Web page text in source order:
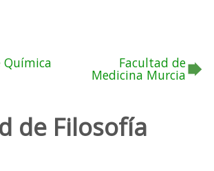
Química Facultad de
Medicina Murcia
de Filosofía